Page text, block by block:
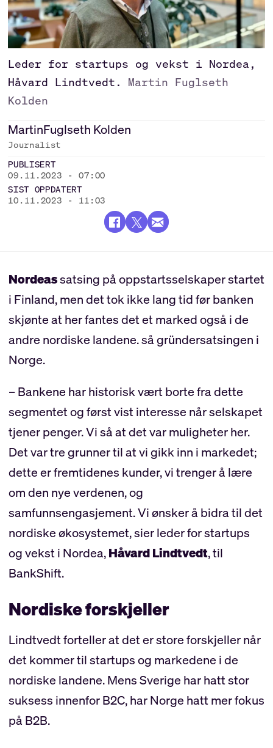
Leder for startups og vekst i Nordea,
Håvard Lindtvedt.
Martin Fuglseth
Kolden
MartinFuglseth Kolden
Journalist
PUBLISERT
09.11.2023 - 07:00
SIST OPPDATERT
10.11.2023 - 11:03
Nordeassatsing på oppstartsselskaper startet
i Finland, men det tok ikke lang tid før banken
skjønte at her fantes det et marked også i de
andre nordiske landene. så gründersatsingen i
Norge.
– Bankene har historisk vært borte fra dette
segmentet og først vist interesse når selskapet
tjener penger. Vi så at det var muligheter her.
Det var tre grunner til at vi gikk inn i markedet;
dette er fremtidenes kunder, vi trenger å lære
om den nye verdenen, og
samfunnsengasjement. Vi ønsker å bidra til det
nordiske økosystemet, sier leder for startups
og vekst i Nordea,Håvard Lindtvedt, til
BankShift.
Nordiske forskjeller
Lindtvedt forteller at det er store forskjeller når
det kommer til startups og markedene i de
nordiske landene. Mens Sverige har hatt stor
suksess innenfor B2C, har Norge hatt mer fokus
på B2B.